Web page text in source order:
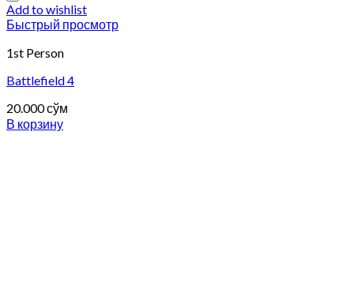
Add to wishlist
Быстрый просмотр
1st Person
Battlefield 4
20.000сўм
В корзину